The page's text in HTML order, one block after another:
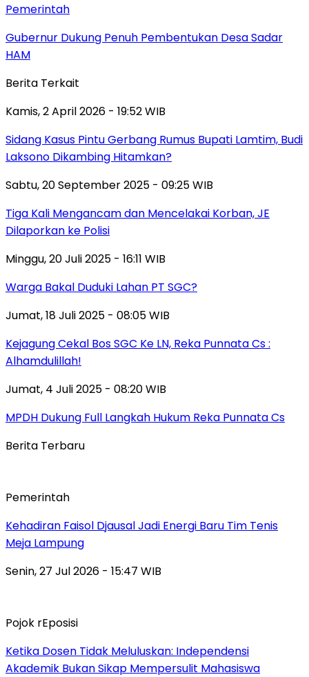
Pemerintah
Gubernur Dukung Penuh Pembentukan Desa Sadar
HAM
Berita Terkait
Kamis, 2 April 2026 - 19:52 WIB
Sidang Kasus Pintu Gerbang Rumus Bupati Lamtim, Budi
Laksono Dikambing Hitamkan?
Sabtu, 20 September 2025 - 09:25 WIB
Tiga Kali Mengancam dan Mencelakai Korban, JE
Dilaporkan ke Polisi
Minggu, 20 Juli 2025 - 16:11 WIB
Warga Bakal Duduki Lahan PT SGC?
Jumat, 18 Juli 2025 - 08:05 WIB
Kejagung Cekal Bos SGC Ke LN, Reka Punnata Cs :
Alhamdulillah!
Jumat, 4 Juli 2025 - 08:20 WIB
MPDH Dukung Full Langkah Hukum Reka Punnata Cs
Berita Terbaru
Pemerintah
Kehadiran Faisol Djausal Jadi Energi Baru Tim Tenis
Meja Lampung
Senin, 27 Jul 2026 - 15:47 WIB
Pojok rEposisi
Ketika Dosen Tidak Meluluskan: Independensi
Akademik Bukan Sikap Mempersulit Mahasiswa